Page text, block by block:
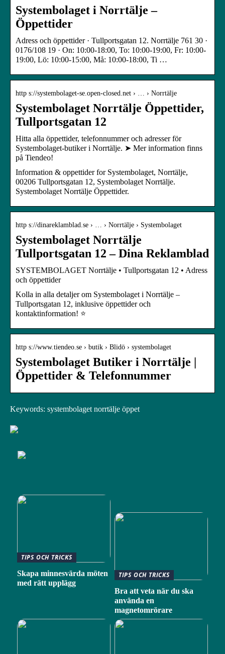
Systembolaget i Norrtälje –
Öppettider
Adress och öppettider · Tullportsgatan 12. Norrtälje 761 30 ·
0176/108 19 · On: 10:00-18:00, To: 10:00-19:00, Fr: 10:00-
19:00, Lö: 10:00-15:00, Må: 10:00-18:00, Ti …
http s://systembolaget-se.open-closed.net › … › Norrtälje
Systembolaget Norrtälje Öppettider,
Tullportsgatan 12
Hitta alla öppettider, telefonnummer och adresser för
Systembolaget-butiker i Norrtälje. ➤ Mer information finns
på Tiendeo!
Information & oppettider for Systembolaget, Norrtälje,
00206 Tullportsgatan 12, Systembolaget Norrtälje.
Systembolaget Norrtälje Öppettider.
http s://dinareklamblad.se › … › Norrtälje › Systembolaget
Systembolaget Norrtälje
Tullportsgatan 12 – Dina Reklamblad
SYSTEMBOLAGET Norrtälje • Tullportsgatan 12 • Adress
och öppettider
Kolla in alla detaljer om Systembolaget i Norrtälje –
Tullportsgatan 12, inklusive öppettider och
kontaktinformation! ⭐
http s://www.tiendeo.se › butik › Blidö › systembolaget
Systembolaget Butiker i Norrtälje |
Öppettider & Telefonnummer
Keywords: systembolaget norrtälje öppet
TIPS OCH TRICKS
Skapa minnesvärda möten
med rätt upplägg
TIPS OCH TRICKS
Bra att veta när du ska
använda en
magnetomrörare